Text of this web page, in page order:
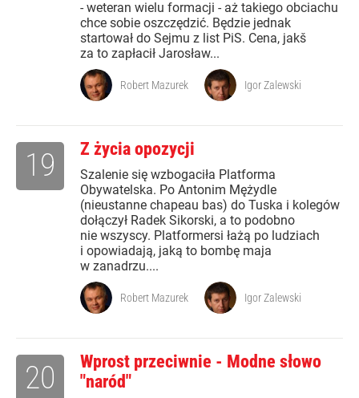
- weteran wielu formacji - aż takiego obciachu
chce sobie oszczędzić. Będzie jednak
startował do Sejmu z list PiS. Cena, jakš
za to zapłacił Jarosław...
Robert Mazurek Igor Zalewski
Z życia opozycji
Szalenie się wzbogaciła Platforma
Obywatelska. Po Antonim Mężydle
(nieustanne chapeau bas) do Tuska i kolegów
dołączył Radek Sikorski, a to podobno
nie wszyscy. Platformersi łażą po ludziach
i opowiadają, jaką to bombę maja
w zanadrzu....
19
Robert Mazurek Igor Zalewski
Wprost przeciwnie - Modne słowo
"naród"
20